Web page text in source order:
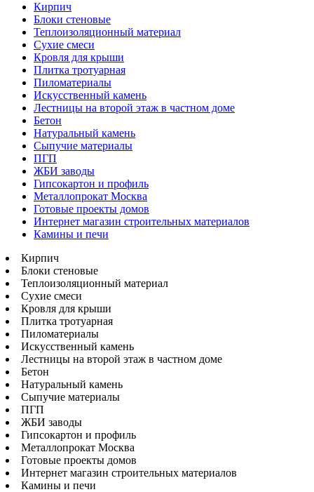
Кирпич
Блоки стеновые
Теплоизоляционный материал
Сухие смеси
Кровля для крыши
Плитка тротуарная
Пиломатериалы
Искусственный камень
Лестницы на второй этаж в частном доме
Бетон
Натуральный камень
Сыпучие материалы
ПГП
ЖБИ заводы
Гипсокартон и профиль
Металлопрокат Москва
Готовые проекты домов
Интернет магазин строительных материалов
Камины и печи
Кирпич
Блоки стеновые
Теплоизоляционный материал
Сухие смеси
Кровля для крыши
Плитка тротуарная
Пиломатериалы
Искусственный камень
Лестницы на второй этаж в частном доме
Бетон
Натуральный камень
Сыпучие материалы
ПГП
ЖБИ заводы
Гипсокартон и профиль
Металлопрокат Москва
Готовые проекты домов
Интернет магазин строительных материалов
Камины и печи